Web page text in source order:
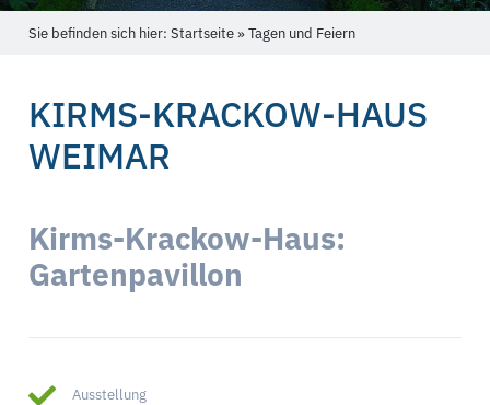
Sie befinden sich hier: Startseite » Tagen und Feiern
KIRMS-KRACKOW-HAUS
WEIMAR
Kirms-Krackow-Haus:
Gartenpavillon
Ausstellung